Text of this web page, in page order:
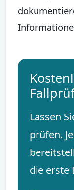
Lassen
prüfen.
die erste